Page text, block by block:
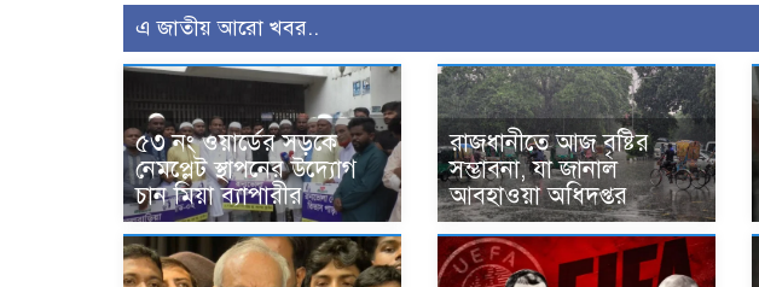
এ জাতীয় আরো খবর..
৫৩ নং ওয়ার্ডের সড়কে
নেমপ্লেট স্থাপনের উদ্যোগ
চান মিয়া ব্যাপারীর
রাজধানীতে আজ বৃষ্টির
সম্ভাবনা, যা জানাল
আবহাওয়া অধিদপ্তর